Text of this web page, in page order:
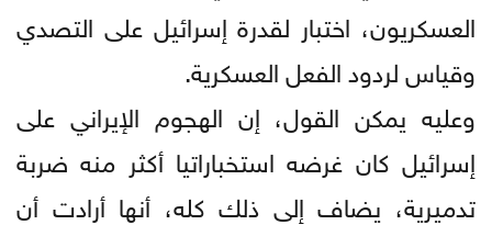
العسكريون، اختبار لقدرة إسرائيل على التصدي
وقياس لردود الفعل العسكرية.
وعليه يمكن القول، إن الهجوم الإيراني على
إسرائيل كان غرضه استخباراتيا أكثر منه ضربة
تدميرية، يضاف إلى ذلك كله، أنها أرادت أن